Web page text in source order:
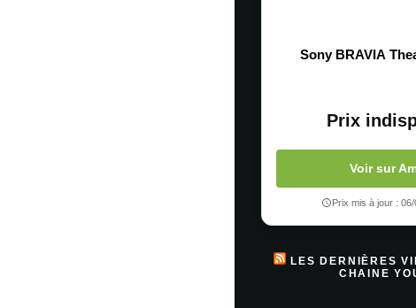
Sony BRAVIA
Prix
Voir sur
Prix mis à jour :
LES DERNIÈRES
CHAINE